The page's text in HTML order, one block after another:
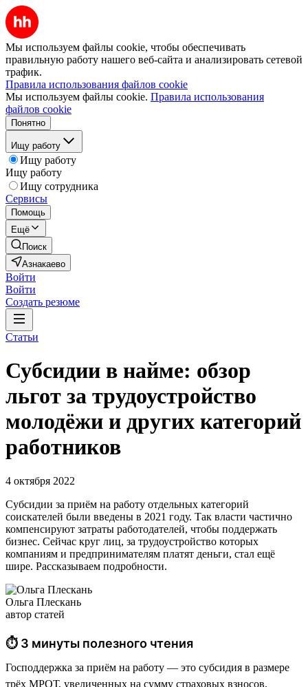
Мы используем файлы cookie, чтобы обеспечивать
правильную работу нашего веб-сайта и анализировать сетевой
трафик.
Правила использования файлов cookie
Мы используем файлы cookie. Правила использования
файлов cookie
Понятно
Ищу работу
Ищу работу
Ищу работу
Ищу сотрудника
Сервисы
Помощь
Ещё
Поиск
Азнакаево
Войти
Войти
Создать резюме
Статьи
Субсидии в найме: обзор
льгот за трудоустройство
молодёжи и других категорий
работников
4 октября 2022
Субсидии за приём на работу отдельных категорий
соискателей были введены в 2021 году. Так власти частично
компенсируют затраты работодателей, чтобы поддержать
бизнес. Сейчас круг лиц, за трудоустройство которых
компаниям и предпринимателям платят деньги, стал ещё
шире. Рассказываем подробности.
Ольга Плескань
автор статей
⏱ 3 минуты полезного чтения
Господдержка за приём на работу — это субсидия в размере
трёх МРОТ, увеличенных на сумму страховых взносов,